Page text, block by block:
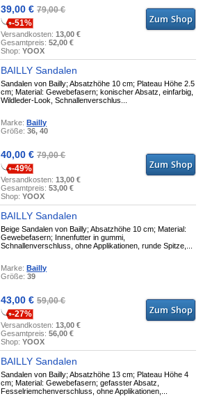
39,00 €79,00 €
-51%
Versandkosten:13,00 €
Gesamtpreis:52,00 €
Shop:YOOX
BAILLY Sandalen
Sandalen von Bailly; Absatzhöhe 10 cm; Plateau Höhe 2.5
cm; Material: Gewebefasern; konischer Absatz, einfarbig,
Wildleder-Look, Schnallenverschlus...
Marke:Bailly
Größe:36, 40
40,00 €79,00 €
-49%
Versandkosten:13,00 €
Gesamtpreis:53,00 €
Shop:YOOX
BAILLY Sandalen
Beige Sandalen von Bailly; Absatzhöhe 10 cm; Material:
Gewebefasern; Innenfutter in gummi,
Schnallenverschluss, ohne Applikationen, runde Spitze,...
Marke:Bailly
Größe:39
43,00 €59,00 €
-27%
Versandkosten:13,00 €
Gesamtpreis:56,00 €
Shop:YOOX
BAILLY Sandalen
Sandalen von Bailly; Absatzhöhe 13 cm; Plateau Höhe 4
cm; Material: Gewebefasern; gefasster Absatz,
Fesselriemchenverschluss, ohne Applikationen,...